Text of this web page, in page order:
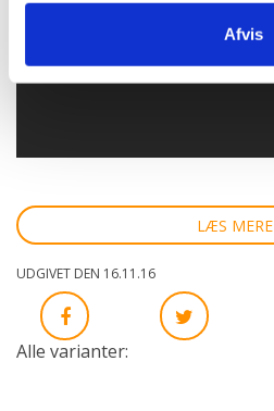
Afvis
LÆS MERE
UDGIVET DEN 16.11.16
Alle varianter: